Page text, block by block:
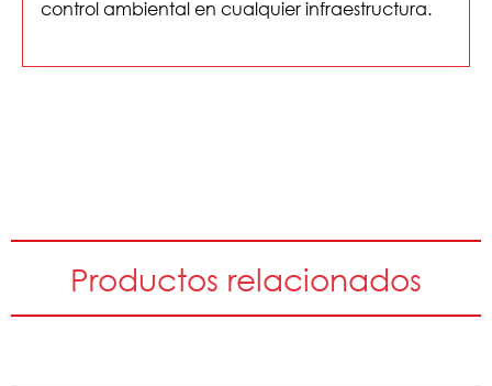
control ambiental en cualquier infraestructura.
Productos relacionados